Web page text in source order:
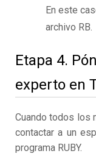
En este
archivo RB.
Etapa 4.
experto en
Cuando todos los
contactar a un
programa RUBY.